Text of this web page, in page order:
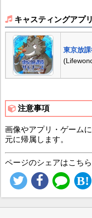
キャスティングアプリ
東京放
注意事項
画像やアプリ・ゲーム
元に帰属します。
ページのシェアはこち